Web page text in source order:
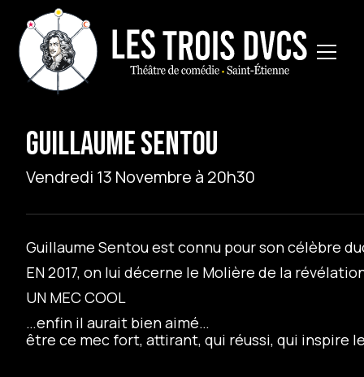
GUILLAUME SENTOU
Vendredi 13 Novembre à 20h30
Guillaume Sentou est connu pour son célèbre
EN 2017, on lui décerne le Molière de la
UN MEC COOL
…enfin il aurait bien aimé…
être ce mec fort, attirant, qui réussi, qui inspire